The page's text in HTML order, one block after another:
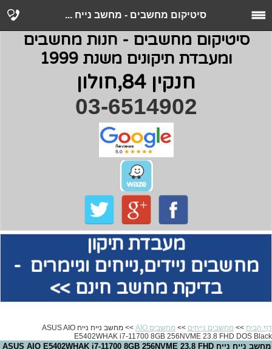
סיטיקום מחשבים - מחשב נייח ...
סיטיקום מחשבים - חנות מחשבים
ומעבדת תיקונים משנת 1999
חנקין 84,חולון
03-6514902
מעבדת תיקון
מחשביםניידים,נייחים וגיימרים -
בדיקת מחשב חינם >>
דף הבית >> מחשבים נייחים >> מחשבים AIO
>> מחשב נייח נייח ASUS AIO
E5402WHAK i7-11700 8GB 256NVME 23.8 FHD DOS Black
מחשב נייח נייח ASUS AIO E5402WHAK i7-11700 8GB 256NVME 23.8 FHD